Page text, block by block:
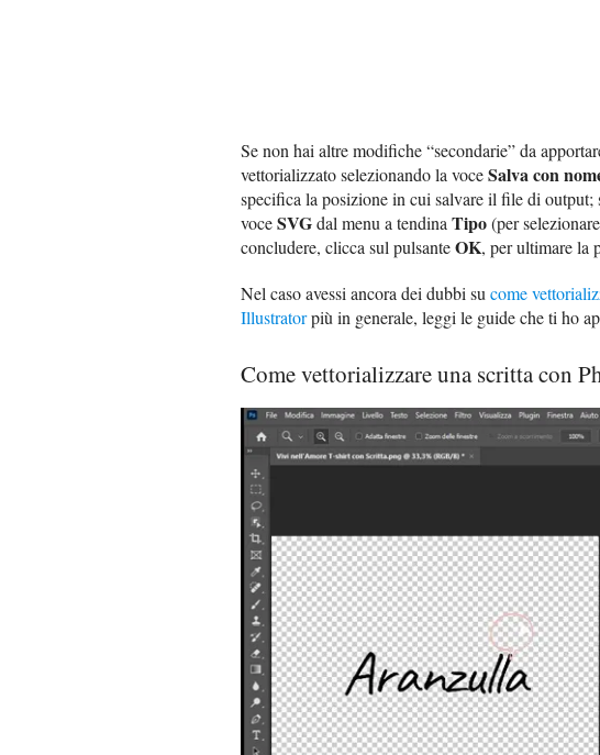
Se non hai altre modifiche “secondarie” da
vettorializzato selezionando la voceSalva con
specifica la posizione in cui salvare il file di output;
voceSVGdal menu a tendinaTipo(per
concludere, clicca sul pulsanteOK, per ultimare la
Nel caso avessi ancora dei dubbi sucome
Illustratorpiù in generale, leggi le guide che ti ho
Come vettorializzare una scritta con